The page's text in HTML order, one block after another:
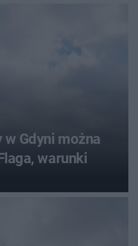
w Gdyni można
warunki